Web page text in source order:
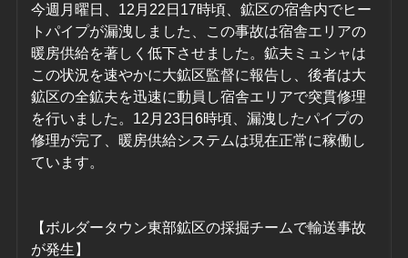
今週月曜日、12月22日17時頃、鉱区の宿舎内でヒー
トパイプが漏洩しました、この事故は宿舎エリアの
暖房供給を著しく低下させました。鉱夫ミュシャは
この状況を速やかに大鉱区監督に報告し、後者は大
鉱区の全鉱夫を迅速に動員し宿舎エリアで突貫修理
を行いました。12月23日6時頃、漏洩したパイプの
修理が完了、暖房供給システムは現在正常に稼働し
ています。
【ボルダータウン東部鉱区の採掘チームで輸送事故
が発生】